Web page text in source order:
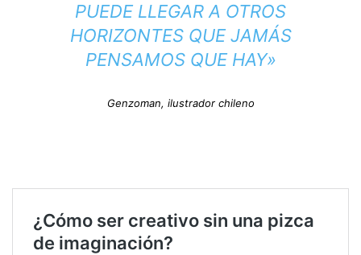
PUEDE LLEGAR A OTROS
HORIZONTES QUE JAMÁS
PENSAMOS QUE HAY»
Genzoman, ilustrador chileno